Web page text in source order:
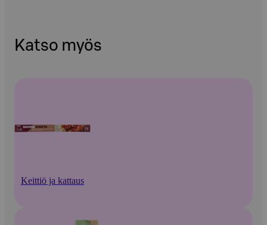
Katso myös
Keittiö ja kattaus